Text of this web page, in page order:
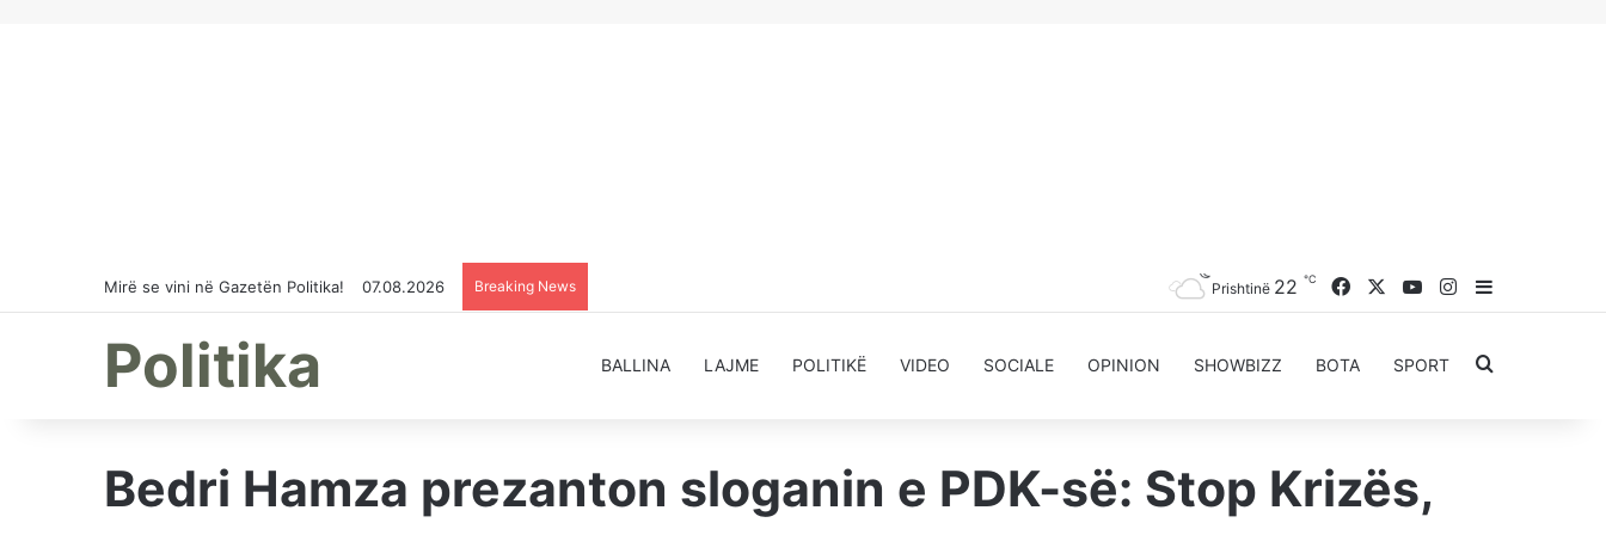
Mirë se vini në Gazetën Politika! 07.08.2026 Breaking News Prishtinë 22 ℃ FacebookYouTubeInstagram
Sidebar
Politika BALLINA LAJME POLITIKË VIDEO SOCIALE OPINION SHOWBIZZ BOTA SPORT Kërkoni
Bedri Hamza prezanton sloganin e PDK-së: Stop Krizës,